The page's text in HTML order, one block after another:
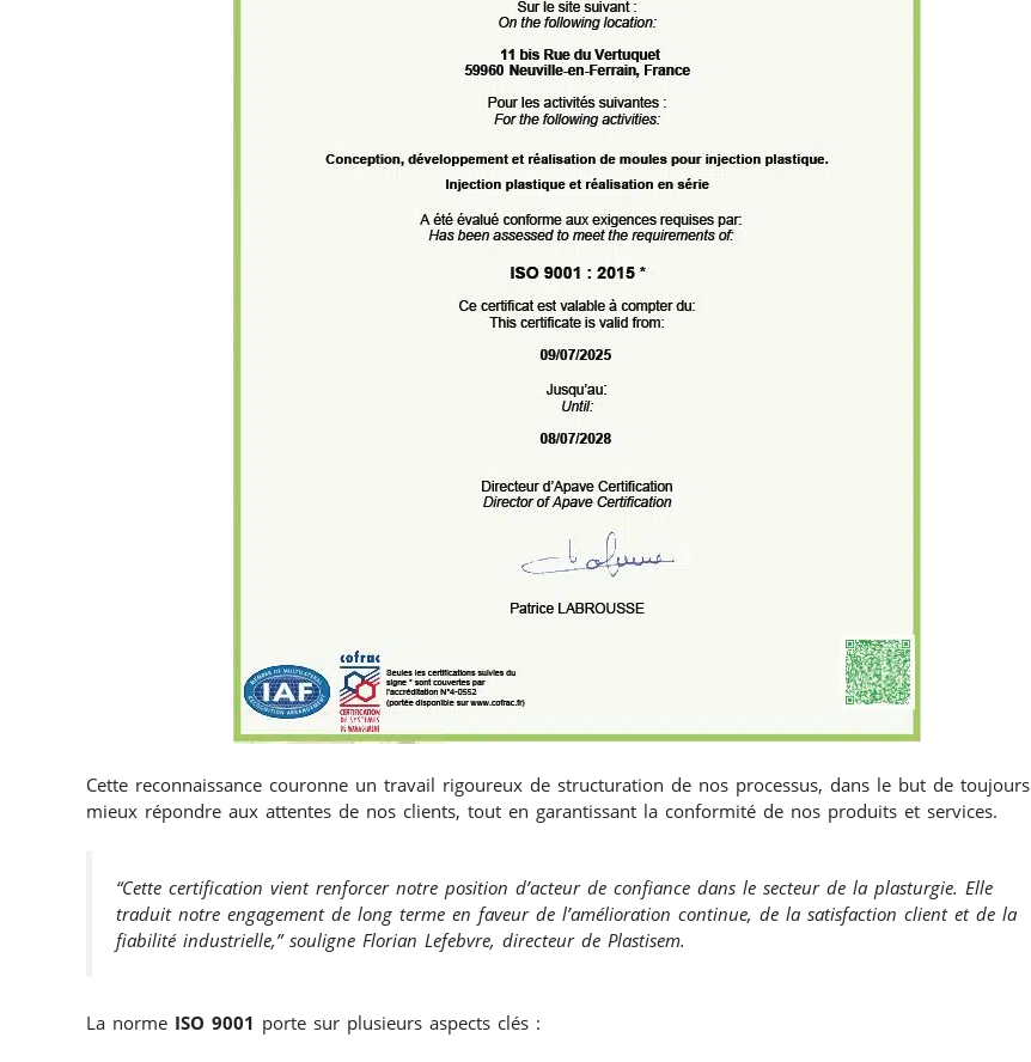
Cette reconnaissance couronne un travail rigoureux de structuration de nos processus, dans le but de toujours
mieux répondre aux attentes de nos clients, tout en garantissant la conformité de nos produits et services.
“Cette certification vient renforcer notre position d’acteur de confiance dans le secteur de la plasturgie. Elle
traduit notre engagement de long terme en faveur de l’amélioration continue, de la satisfaction client et de la
fiabilité industrielle,”souligne Florian Lefebvre, directeur de Plastisem.
La norme ISO 9001 porte sur plusieurs aspects clés :